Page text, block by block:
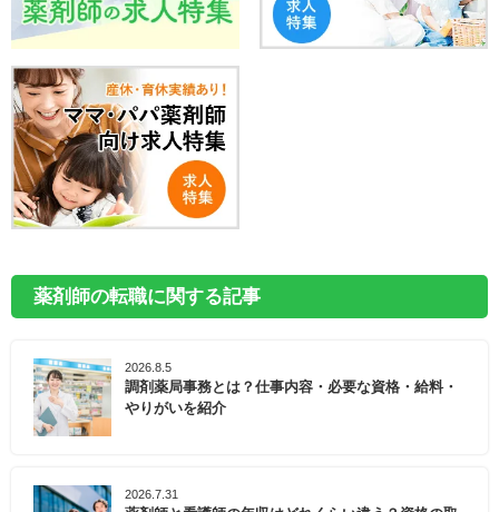
薬剤師の転職に関する記事
2026.8.5
調剤薬局事務とは？仕事内容・必要な資格・給料・
やりがいを紹介
2026.7.31